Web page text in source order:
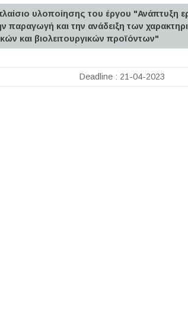
υλοποίησης του έργου "Ανάπτυξη
παραγωγή και την ανάδειξη των
και βιολειτουργικών προϊόντων"
Deadline : 21-04-2023